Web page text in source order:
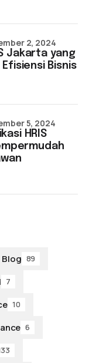
Jakarta yang
Bisnis
2, 2024
HRIS
5, 2024
Blog 89
7
10
6